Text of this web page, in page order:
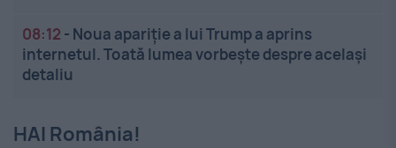
08:12 - Noua apariție a lui Trump a aprins
internetul. Toată lumea vorbește despre același
detaliu
HAI România!